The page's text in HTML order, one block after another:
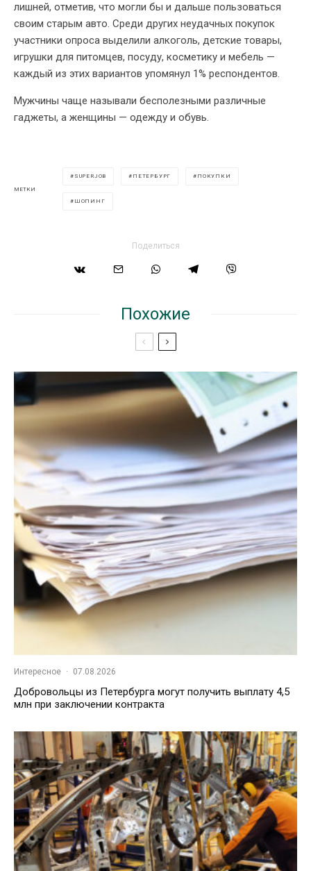
лишней, отметив, что могли бы и дальше пользоваться
своим старым авто. Среди других неудачных покупок
участники опроса выделили алкоголь, детские товары,
игрушки для питомцев, посуду, косметику и мебель —
каждый из этих вариантов упомянул 1% респондентов.
Мужчины чаще называли бесполезными различные
гаджеты, а женщины — одежду и обувь.
МЕТКИ
SUPERJOB ПЕТЕРБУРГ ПОКУПКИ
ШОПИНГ
Поделиться
Похожие
Интересное · 07.08.2026
Добровольцы из Петербурга могут получить выплату 4,5
млн при заключении контракта